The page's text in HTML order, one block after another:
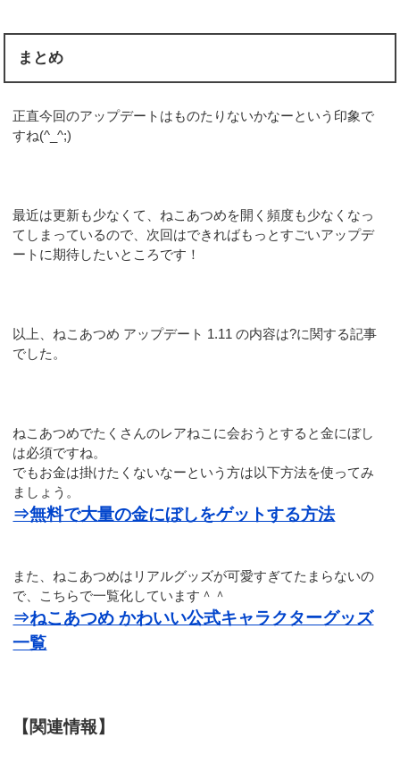
まとめ
正直今回のアップデートはものたりないかなーという印象で
すね(^_^;)
最近は更新も少なくて、ねこあつめを開く頻度も少なくなっ
てしまっているので、次回はできればもっとすごいアップデ
ートに期待したいところです！
以上、ねこあつめ アップデート 1.11 の内容は?に関する記事
でした。
ねこあつめでたくさんのレアねこに会おうとすると金にぼし
は必須ですね。
でもお金は掛けたくないなーという方は以下方法を使ってみ
ましょう。
⇒無料で大量の金にぼしをゲットする方法
また、ねこあつめはリアルグッズが可愛すぎてたまらないの
で、こちらで一覧化しています＾＾
⇒ねこあつめ かわいい公式キャラクターグッズ
一覧
【関連情報】